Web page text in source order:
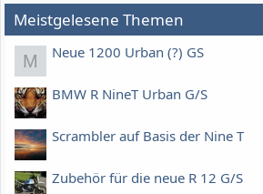
Meistgelesene Themen
M Neue 1200 Urban (?) GS
BMW R NineT Urban G/S
Scrambler auf Basis der Nine T
Zubehör für die neue R 12 G/S